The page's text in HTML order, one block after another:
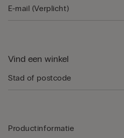
Vind een winkel
Productinformatie